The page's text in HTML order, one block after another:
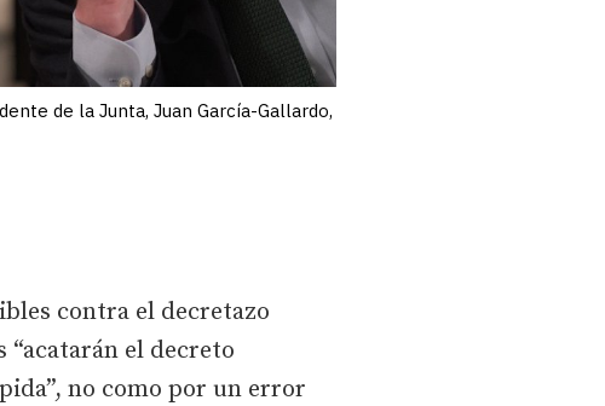
de la Junta, Juan García-Gallardo,
contra el decretazo
“acatarán el decreto
no como por un error